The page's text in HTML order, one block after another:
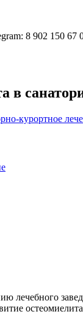
8 902 150 67
в
курортное
лечебного